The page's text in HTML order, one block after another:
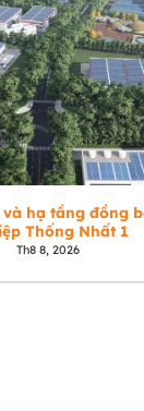
hạ tầng đồng
Thống Nhất 1
Th8 8, 2026